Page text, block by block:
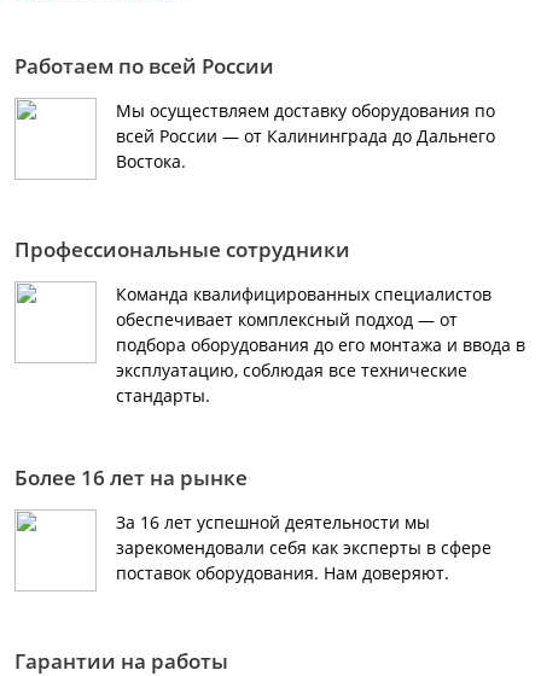
Работаем по всей России
Мы осуществляем доставку оборудования по
всей России — от Калининграда до Дальнего
Востока.
Профессиональные сотрудники
Команда квалифицированных специалистов
обеспечивает комплексный подход — от
подбора оборудования до его монтажа и ввода в
эксплуатацию, соблюдая все технические
стандарты.
Более 16 лет на рынке
За 16 лет успешной деятельности мы
зарекомендовали себя как эксперты в сфере
поставок оборудования. Нам доверяют.
Гарантии на работы